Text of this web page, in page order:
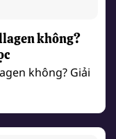
không?
không? Giải